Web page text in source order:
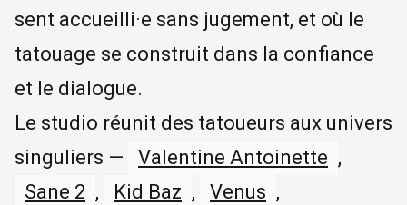
sent accueilli·e sans jugement, et où le
tatouage se construit dans la confiance
et le dialogue.
Le studio réunit des tatoueurs aux univers
singuliers —
Valentine Antoinette ,
Sane 2 , Kid Baz , Venus ,